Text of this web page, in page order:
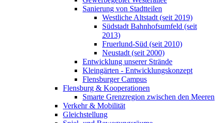
Sanierung von Stadtteilen
Westliche Altstadt (seit 2019)
Südstadt Bahnhofsumfeld (seit
2013)
Fruerlund-Süd (seit 2010)
Neustadt (seit 2000)
Entwicklung unserer Strände
Kleingärten - Entwicklungskonzept
Flensburger Campus
Flensburg & Kooperationen
Smarte Grenzregion zwischen den Meeren
Verkehr & Mobilität
Gleichstellung